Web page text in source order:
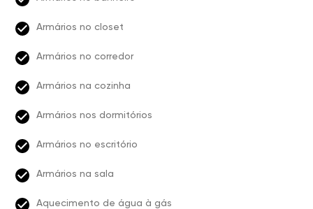
Armários no closet
Armários no corredor
Armários na cozinha
Armários nos dormitórios
Armários no escritório
Armários na sala
Aquecimento de água à gás